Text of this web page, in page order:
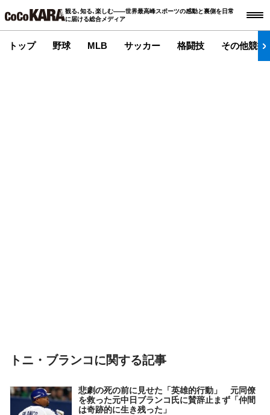
観る､知る､楽しむ――世界最高峰スポーツの感動と裏側を日常
に届ける総合メディア
トップ 野球 MLB サッカー 格闘技 その他競技
トニ・ブランコに関する記事
悲劇の死の前に見せた「英雄的行動」 元同僚
を救った元中日ブランコ氏に賛辞止まず「仲間
は奇跡的に生き残った」